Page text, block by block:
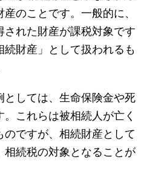
のことです。一般的に、
れた財産が課税対象です
財産」として扱われるも
しては、生命保険金や死
これらは被相続人が亡く
ですが、相続財産として
続税の対象となることが